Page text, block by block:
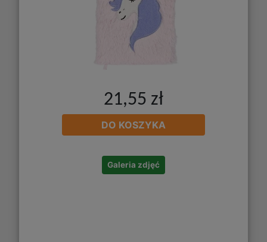
21,55 zł
DO KOSZYKA
Galeria zdjęć